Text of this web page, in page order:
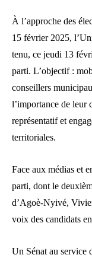
À l’approche des
15 février 2025,
tenu, ce jeudi 13
parti. L’objectif :
conseillers
l’importance de leur
représentatif et
territoriales.
Face aux médias et
parti, dont le
d’Agoè-Nyivé,
voix des candidats
Un Sénat au service